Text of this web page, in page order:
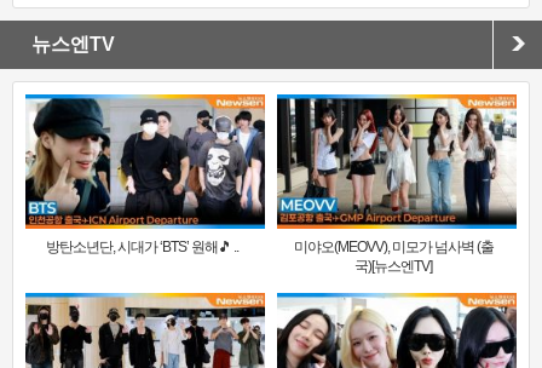
뉴스엔TV
방탄소년단, 시대가 ‘BTS’ 원해🎵 ..
미야오(MEOVV), 미모가 넘사벽 (출
국)[뉴스엔TV]